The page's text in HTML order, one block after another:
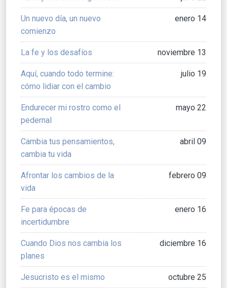
Un nuevo día, un nuevo
comienzo
enero 14
La fe y los desafíos noviembre 13
Aquí, cuando todo termine:
cómo lidiar con el cambio
julio 19
Endurecer mi rostro como el
pedernal
mayo 22
Cambia tus pensamientos,
cambia tu vida
abril 09
Afrontar los cambios de la
vida
febrero 09
Fe para épocas de
incertidumbre
enero 16
Cuando Dios nos cambia los
planes
diciembre 16
Jesucristo es el mismo octubre 25